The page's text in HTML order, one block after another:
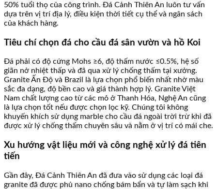
50% tuổi thọ của công trình. Đá Cảnh Thiên An luôn tư vấn
dựa trên vị trí địa lý, điều kiện thời tiết cụ thể và ngân sách
của khách hàng.
Tiêu chí chọn đá cho cầu đá sân vườn và hồ Koi
Đá phải có độ cứng Mohs ≥6, độ thấm nước ≤0.5%, hệ số
giãn nở nhiệt thấp và đã qua xử lý chống thấm tại xưởng.
Granite Ấn Độ và Brazil là lựa chọn phổ biến nhất nhờ màu
sắc đa dạng, độ bền cao và giá thành hợp lý. Granite Việt
Nam chất lượng cao từ các mỏ ở Thanh Hóa, Nghệ An cũng
là lựa chọn tốt nếu được chọn lọc kỹ. Chúng tôi không
khuyến khích sử dụng marble cho cầu đá ngoài trời trừ khi đã
được xử lý chống thấm chuyên sâu và nằm ở vị trí có mái che.
Xu hướng vật liệu mới và công nghệ xử lý đá tiên
tiến
Gần đây, Đá Cảnh Thiên An đã đưa vào sử dụng các loại đá
granite đã được phủ nano chống bám bẩn và tự làm sạch khi